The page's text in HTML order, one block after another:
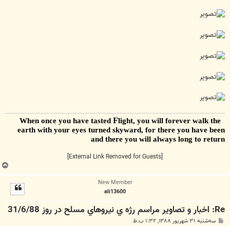
Flight, you will forever walk the
earth with your eyes turned skyward, for there you have been
and there you will always long to return
ب
ا
New Member
ali13600
Re: اخبار و تصاوير مراسم رژه ي نيروهاي مسلح در روز 31/6/88
پ سه‌شنبه ۳۱ شهریور ۱۳۸۸, ۱:۳۲ ب.ظ